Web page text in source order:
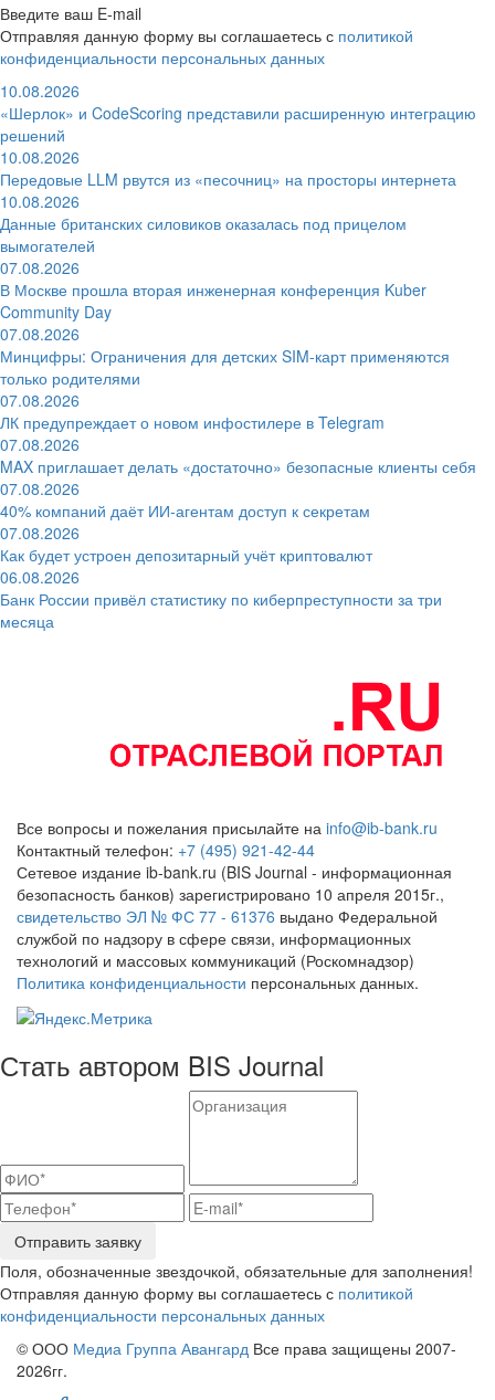
Введите ваш E-mail
Отправляя данную форму вы соглашаетесь с политикой
конфиденциальности персональных данных
10.08.2026
«Шерлок» и CodeScoring представили расширенную интеграцию
решений
10.08.2026
Передовые LLM рвутся из «песочниц» на просторы интернета
10.08.2026
Данные британских силовиков оказалась под прицелом
вымогателей
07.08.2026
В Москве прошла вторая инженерная конференция Kuber
Community Day
07.08.2026
Минцифры: Ограничения для детских SIM-карт применяются
только родителями
07.08.2026
ЛК предупреждает о новом инфостилере в Telegram
07.08.2026
MAX приглашает делать «достаточно» безопасные клиенты себя
07.08.2026
40% компаний даёт ИИ‑агентам доступ к секретам
07.08.2026
Как будет устроен депозитарный учёт криптовалют
06.08.2026
Банк России привёл статистику по киберпреступности за три
месяца
Все вопросы и пожелания присылайте на info@ib-bank.ru
Контактный телефон: +7 (495) 921-42-44
Сетевое издание ib-bank.ru (BIS Journal - информационная
безопасность банков) зарегистрировано 10 апреля 2015г.,
свидетельство ЭЛ № ФС 77 - 61376 выдано Федеральной
службой по надзору в сфере связи, информационных
технологий и массовых коммуникаций (Роскомнадзор)
Политика конфиденциальности персональных данных.
Стать автором BIS Journal
Отправить заявку
Поля, обозначенные звездочкой, обязательные для заполнения!
Отправляя данную форму вы соглашаетесь с политикой
конфиденциальности персональных данных
© ООО Медиа Группа Авангард Все права защищены 2007-
2026гг.